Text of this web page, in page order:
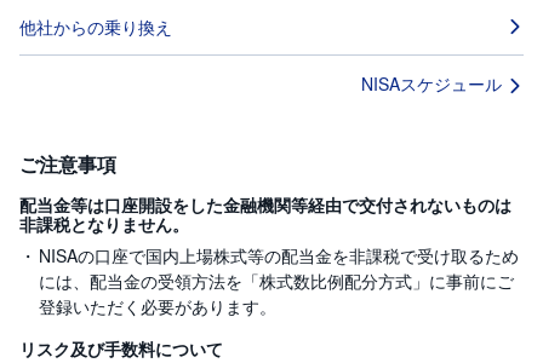
他社からの乗り換え
NISAスケジュール
ご注意事項
配当金等は口座開設をした金融機関等経由で交付されないものは
非課税となりません。
NISAの口座で国内上場株式等の配当金を非課税で受け取るため
には、配当金の受領方法を「株式数比例配分方式」に事前にご
登録いただく必要があります。
リスク及び手数料について